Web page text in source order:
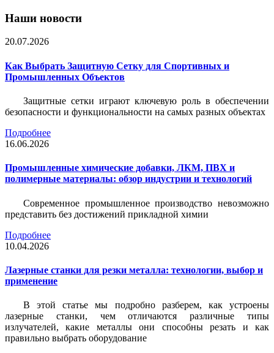
Наши новости
20.07.2026
Как Выбрать Защитную Сетку для Спортивных и
Промышленных Объектов
Защитные сетки играют ключевую роль в обеспечении
безопасности и функциональности на самых разных объектах
Подробнее
16.06.2026
Промышленные химические добавки, ЛКМ, ПВХ и
полимерные материалы: обзор индустрии и технологий
Современное промышленное производство невозможно
представить без достижений прикладной химии
Подробнее
10.04.2026
Лазерные станки для резки металла: технологии, выбор и
применение
В этой статье мы подробно разберем, как устроены
лазерные станки, чем отличаются различные типы
излучателей, какие металлы они способны резать и как
правильно выбрать оборудование